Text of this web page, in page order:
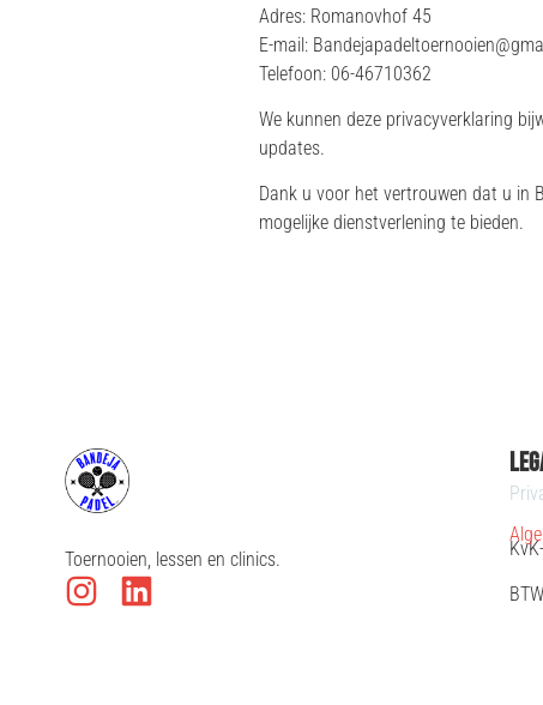
Adres: Romanovhof 45
E-mail:
Telefoon: 06-46710362
We kunnen deze privacyverklaring
updates.
Dank u voor het vertrouwen dat u in
mogelijke dienstverlening te bieden.
Toernooien, lessen en clinics.